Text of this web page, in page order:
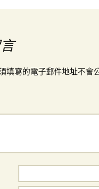
填寫的電子郵件地址不會